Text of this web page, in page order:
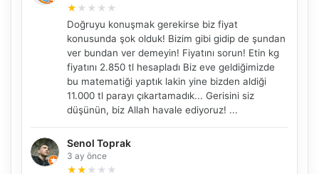
★ ★ ★ ★ ★
Doğruyu konuşmak gerekirse biz fiyat
konusunda şok olduk! Bizim gibi gidip de şundan
ver bundan ver demeyin! Fiyatını sorun! Etin kg
fiyatını 2.850 tl hesapladı Biz eve geldiğimizde
bu matematiği yaptık lakin yine bizden aldiği
11.000 tl parayı çıkartamadık... Gerisini siz
düşünün, biz Allah havale ediyoruz! ...
Senol Toprak
3 ay önce
★★ ★ ★ ★